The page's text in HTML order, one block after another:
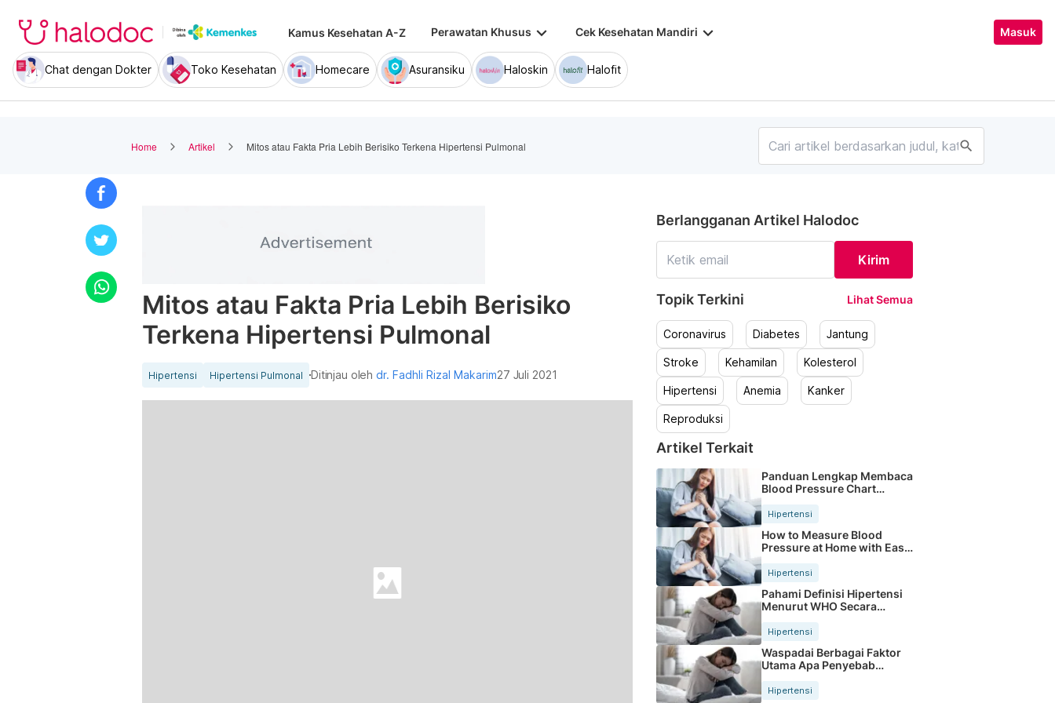
Kamus Kesehatan A-Z Perawatan Khusus keyboard_arrow_down Cek Kesehatan Mandiri keyboard_arrow_down Masuk
Chat dengan Dokter Toko Kesehatan Homecare Asuransiku Haloskin Halofit
Home Artikel Mitos atau Fakta Pria Lebih Berisiko Terkena Hipertensi Pulmonal search
Mitos atau Fakta Pria Lebih Berisiko
Terkena Hipertensi Pulmonal
Hipertensi Hipertensi Pulmonal Ditinjau olehdr. Fadhli Rizal Makarim27 Juli 2021
Berlangganan Artikel Halodoc
Kirim
Topik Terkini Lihat Semua
Coronavirus Diabetes Jantung
Stroke Kehamilan Kolesterol
Hipertensi Anemia Kanker
Reproduksi
Artikel Terkait
Panduan Lengkap Membaca
Blood Pressure Chart
Secara Akurat
Hipertensi
How to Measure Blood
Pressure at Home with Easy
Steps
Hipertensi
Pahami Definisi Hipertensi
Menurut WHO Secara
Hipertensi
Waspadai Berbagai Faktor
Utama Apa Penyebab
Hipertensi